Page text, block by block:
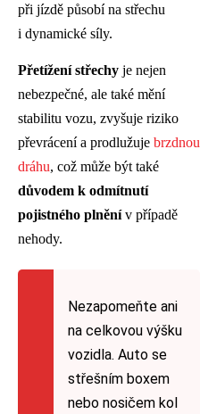
při jízdě působí na střechu
i dynamické síly.
Přetížení střechy je nejen
nebezpečné, ale také mění
stabilitu vozu, zvyšuje riziko
převrácení a prodlužuje brzdnou
dráhu, což může být také
důvodem k odmítnutí
pojistného plněnív případě
nehody.
Nezapomeňte ani
na celkovou výšku
vozidla. Auto se
střešním boxem
nebo nosičem kol